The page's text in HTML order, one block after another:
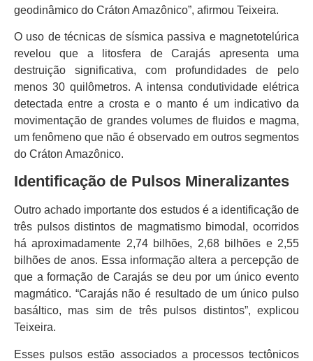
geodinâmico do Cráton Amazônico”, afirmou Teixeira.
O uso de técnicas de sísmica passiva e magnetotelúrica
revelou que a litosfera de Carajás apresenta uma
destruição significativa, com profundidades de pelo
menos 30 quilômetros. A intensa condutividade elétrica
detectada entre a crosta e o manto é um indicativo da
movimentação de grandes volumes de fluidos e magma,
um fenômeno que não é observado em outros segmentos
do Cráton Amazônico.
Identificação de Pulsos Mineralizantes
Outro achado importante dos estudos é a identificação de
três pulsos distintos de magmatismo bimodal, ocorridos
há aproximadamente 2,74 bilhões, 2,68 bilhões e 2,55
bilhões de anos. Essa informação altera a percepção de
que a formação de Carajás se deu por um único evento
magmático. “Carajás não é resultado de um único pulso
basáltico, mas sim de três pulsos distintos”, explicou
Teixeira.
Esses pulsos estão associados a processos tectônicos